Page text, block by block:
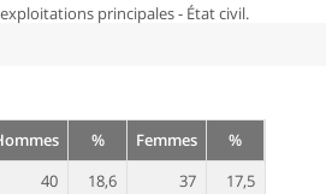
principales - État civil.
% Femmes
%
40 18,6 37
17,5